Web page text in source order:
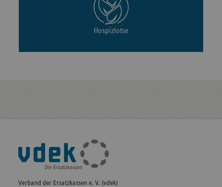
Hospizlotse
Fußleisten-
Navigation
Verband der Ersatzkassen e. V. (vdek)